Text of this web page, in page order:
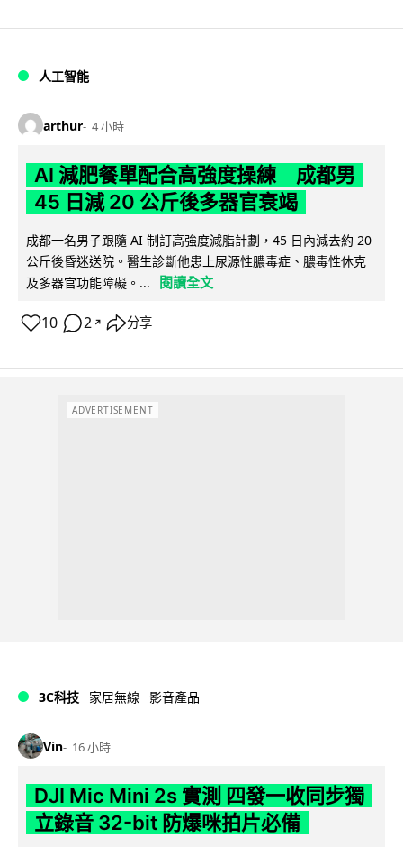
人工智能
arthur 4 小時
AI 減肥餐單配合高強度操練 成都男
45 日減 20 公斤後多器官衰竭
成都一名男子跟隨 AI 制訂高強度減脂計劃，45 日內減去約 20
公斤後昏迷送院。醫生診斷他患上尿源性膿毒症、膿毒性休克
及多器官功能障礙。...
閱讀全文
10 2 ↗ 分享
ADVERTISEMENT
3C科技 家居無線 影音產品
Vin 16 小時
DJI Mic Mini 2s 實測 四發一收同步獨
立錄音 32-bit 防爆咪拍片必備